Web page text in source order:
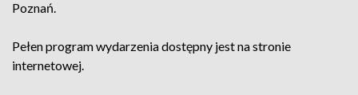
Poznań.
Pełen program wydarzenia dostępny jest na stronie
internetowej.